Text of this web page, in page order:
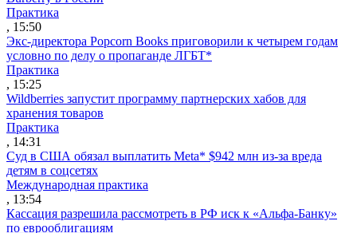
Практика
, 15:50
Экс-директора Popcorn Books приговорили к четырем годам
условно по делу о пропаганде ЛГБТ*
Практика
, 15:25
Wildberries запустит программу партнерских хабов для
хранения товаров
Практика
, 14:31
Суд в США обязал выплатить Meta* $942 млн из-за вреда
детям в соцсетях
Международная практика
, 13:54
Кассация разрешила рассмотреть в РФ иск к «Альфа-Банку»
по еврооблигациям